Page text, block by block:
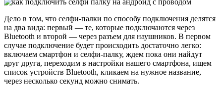
Дело в том, что селфи-палки по способу подключения делятся
на два вида: первый — те, которые подключаются через
Bluetooth и второй — через разъем для наушников. В первом
случае подключение будет происходить достаточно легко:
включаем смартфон и селфи-палку, ждем пока они найдут
друг друга, переходим в настройки нашего смартфона, ищем
список устройств Bluetooth, кликаем на нужное название,
через несколько секунд можно снимать.